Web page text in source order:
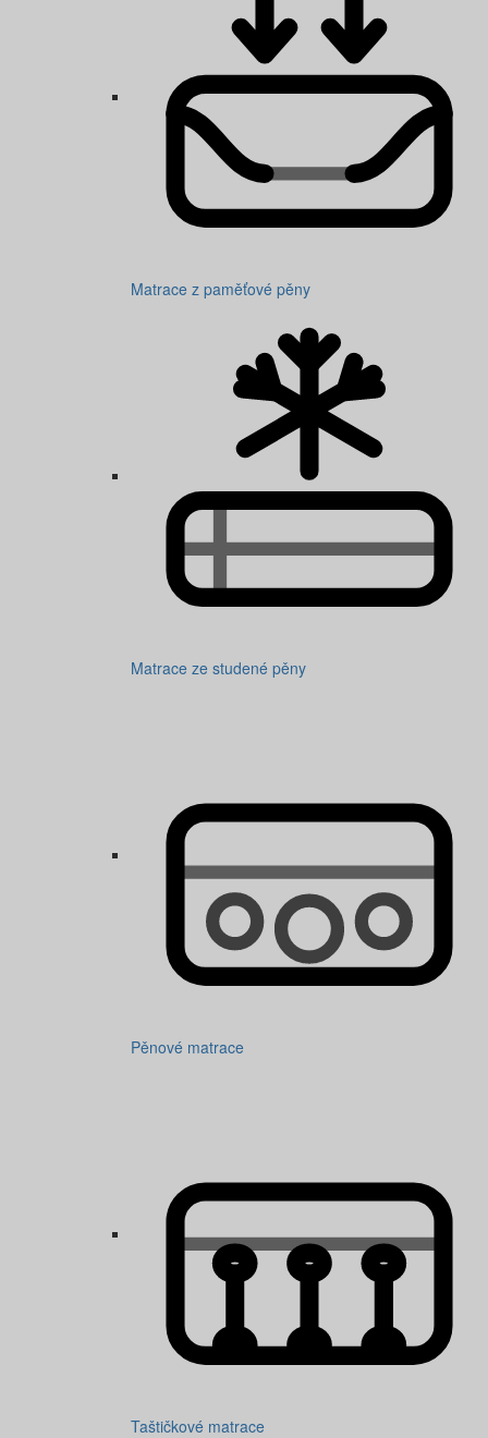
Matrace z paměťové pěny
Matrace ze studené pěny
Pěnové matrace
Taštičkové matrace